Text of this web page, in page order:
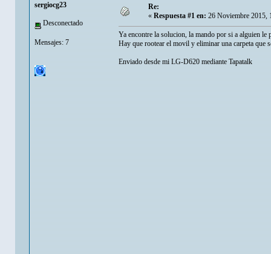
sergiocg23
Desconectado
Mensajes: 7
Re:
« Respuesta #1 en: 26 Noviembre 2015,
Ya encontre la solucion, la mando por si a alguien le
Hay que rootear el movil y eliminar una carpeta que
Enviado desde mi LG-D620 mediante Tapatalk